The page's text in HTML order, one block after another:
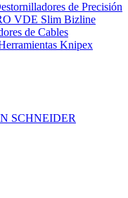
de Precisión
VDE Slim Bizline
de Cables
Knipex
SCHNEIDER